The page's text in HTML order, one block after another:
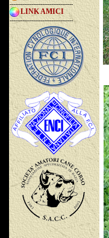
-----------------------------------
LINK AMICI
-----------------------------------